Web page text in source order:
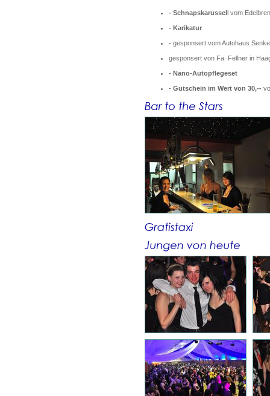
- Schnapskarussell vom
- Karikatur
- gesponsert vom Autohaus
gesponsert von Fa. Fellner in
- Nano-Autopflegeset
- Gutschein im Wert von 30,--